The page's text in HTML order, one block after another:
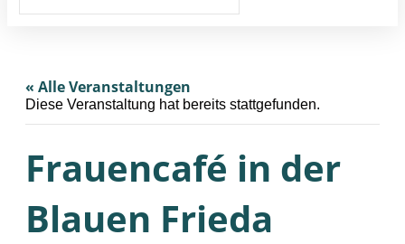
« Alle Veranstaltungen
Diese Veranstaltung hat bereits stattgefunden.
Frauencafé in der
Blauen Frieda